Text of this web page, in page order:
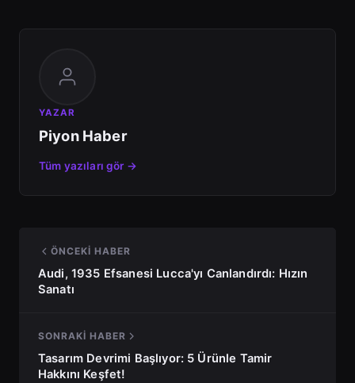
YAZAR
Piyon Haber
Tüm yazıları gör →
ÖNCEKI HABER
Audi, 1935 Efsanesi Lucca'yı Canlandırdı: Hızın
Sanatı
SONRAKI HABER
Tasarım Devrimi Başlıyor: 5 Ürünle Tamir
Hakkını Keşfet!